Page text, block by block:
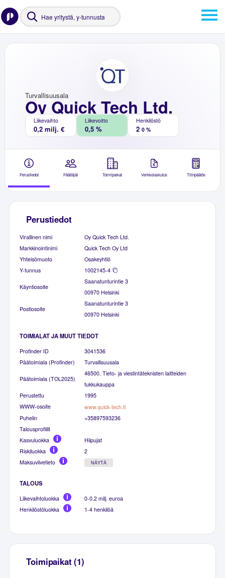
Oy Quick Tech Ltd.
Turvallisuusala
Liikevaihto
0,2 milj. €
Liikevoitto
0,5 %
Henkilöstö
2 0 %
Perustiedot Päättäjät Toimipaikat Verkkolaskutus Tilinpäätös
Perustiedot
Virallinen nimi
Oy Quick Tech Ltd.
Markkinointinimi
Quick Tech Oy Ltd
Yhteisömuoto
Osakeyhtiö
Y-tunnus
1002145-4
Käyntiosoite
Saanatunturintie 3
00970 Helsinki
Postiosoite
Saanatunturintie 3
00970 Helsinki
TOIMIALAT JA MUUT TIEDOT
Profinder ID
3041536
Päätoimiala (Profinder)
Turvallisuusala
Päätoimiala (TOL2025)
46500. Tieto- ja viestintäteknisten laitteiden
tukkukauppa
Perustettu
1995
WWW-osoite
www.quick-tech.fi
Puhelin
+35897593236
Talousprofiilit
Kasvuluokka
Hiipujat
Riskiluokka
2
Maksuviivetieto
NÄYTÄ
TALOUS
Liikevaihtoluokka
0-0.2 milj. euroa
Henkilöstöluokka
1-4 henkilöä
Toimipaikat (1)